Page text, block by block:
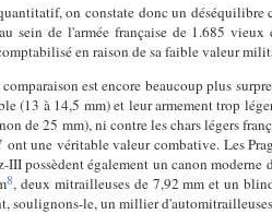
on constate donc un
sein de l'armée française de 1.685
en raison de sa faible valeur
est encore beaucoup plus
(13 à 14,5 mm) et leur armement trop
de 25 mm), ni contre les chars légers
ont une véritable valeur combative. Les
III possèdent également un canon
8, deux mitrailleuses de 7,92 mm et un
soulignons-le, un millier